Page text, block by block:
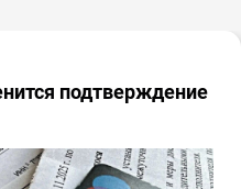
подтверждение